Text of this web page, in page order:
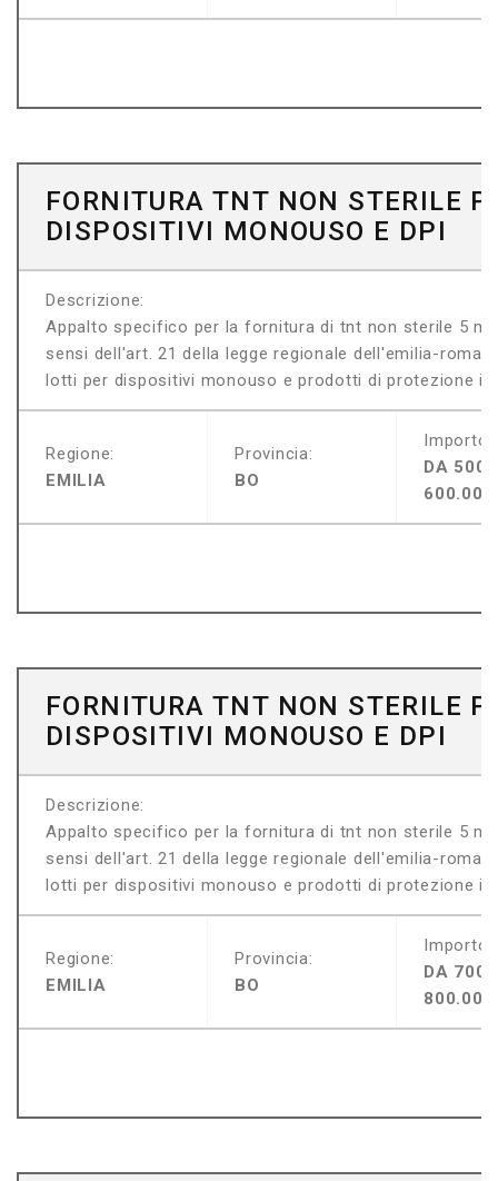
FORNITURA TNT NON STERILE
DISPOSITIVI MONOUSO E DPI
Descrizione:
Appalto specifico per la fornitura di tnt non sterile 5
sensi dell'art. 21 della legge regionale dell'emilia-
lotti per dispositivi monouso e prodotti di protezione
Regione:
EMILIA
Provincia:
BO
Importo:
DA
600.000
FORNITURA TNT NON STERILE
DISPOSITIVI MONOUSO E DPI
Descrizione:
Appalto specifico per la fornitura di tnt non sterile 5
sensi dell'art. 21 della legge regionale dell'emilia-
lotti per dispositivi monouso e prodotti di protezione
Regione:
EMILIA
Provincia:
BO
Importo:
DA
800.000